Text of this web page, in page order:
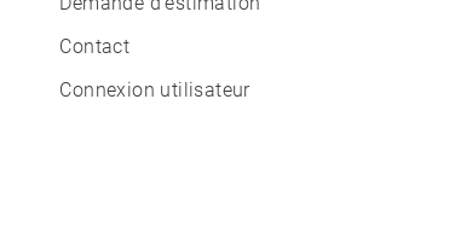
Contact
Connexion utilisateur